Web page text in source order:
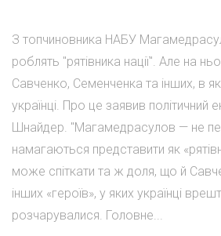
З топчиновника НАБУ
роблять "рятівника нації". Але на
Савченко, Семенченка та інших, в
українці. Про це заявив політичний
Шнайдер. "Магамедрасулов — не
намагаються представити як
може спіткати та ж доля, що й
інших «героїв», у яких українці
розчарувалися. Головне...